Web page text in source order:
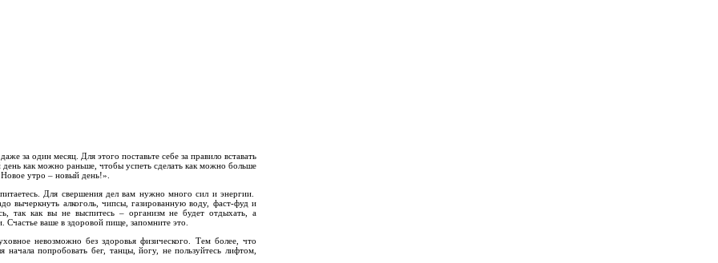
за один месяц. Для этого поставьте себе за правило вставать
день как можно раньше, чтобы успеть сделать как можно больше
утро – новый день!».
Для свершения дел вам нужно много сил и энергии.
вычеркнуть алкоголь, чипсы, газированную воду, фаст-фуд и
так как вы не выспитесь – организм не будет отдыхать, а
Счастье ваше в здоровой пище, запомните это.
невозможно без здоровья физического. Тем более, что
попробовать бег, танцы, йогу, не пользуйтесь лифтом,